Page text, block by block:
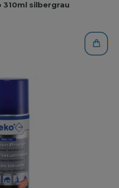
310ml silbergrau